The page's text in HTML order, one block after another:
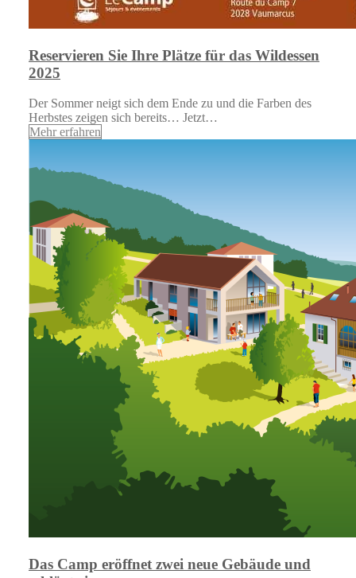
Reservieren Sie Ihre Plätze für das Wildessen
2025
Der Sommer neigt sich dem Ende zu und die Farben des
Herbstes zeigen sich bereits… Jetzt…
Mehr erfahren
Das Camp eröffnet zwei neue Gebäude und